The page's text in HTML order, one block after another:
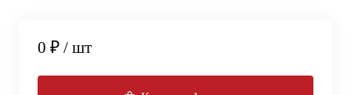
0 ₽ / шт